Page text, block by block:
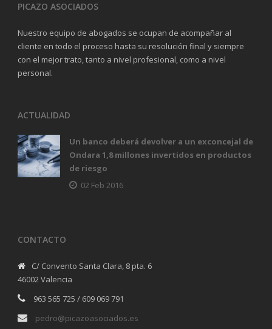
PICAZO ASOCIADOS
Nuestro equipo de abogados se ocupan de acompañar al
cliente en todo el proceso hasta su resolución final y siempre
con el mejor trato, tanto a nivel profesional, como a nivel
personal.
ACTUALIDAD
Un banco deberá devolver a un exconcejal de
Ondara 1,8 millones invertidos en productos
de riesgo
02 Feb 2016
CONTACTO
C/ Convento Santa Clara, 8 pta. 6
46002 Valencia
963 565 725 / 609 069 791
pedro@picazoasociados.es